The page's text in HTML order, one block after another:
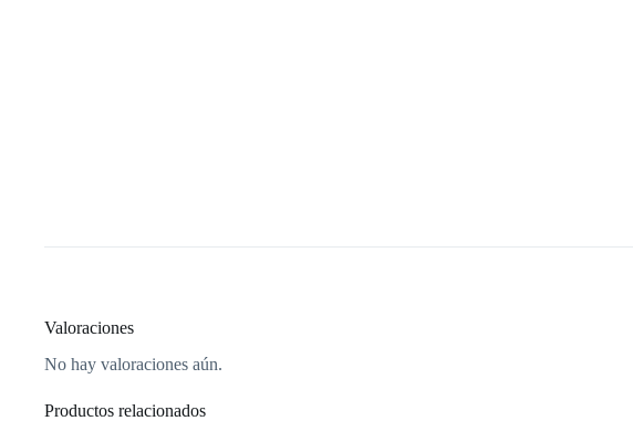
Valoraciones
No hay valoraciones aún.
Productos relacionados